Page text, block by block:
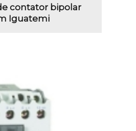
contator bipolar
Iguatemi